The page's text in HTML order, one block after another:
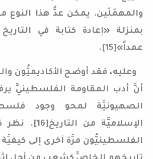
والمهمَلَين. يمكن عدُّ هذا النوع من
بمنزلة «إعادة كتابة في
عمداً»[15].
وعليه، فقد أوضح الأكاديميُّون
أنَّ أدب المقاومة الفلسطينيَّ
الصهيونيَّة لمحو وجود
الإسلاميَّة من
الفلسطينيُّون مرَّة أخرى إلى